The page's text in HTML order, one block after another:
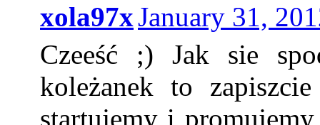
xola97xJanuary 31,
Czeeść ;) Jak sie
koleżanek to
startujemy i